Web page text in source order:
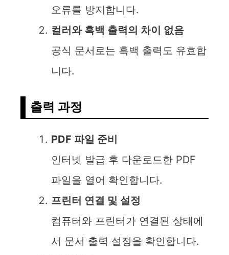
오류를 방지합니다.
컬러와 흑백 출력의 차이 없음
공식 문서로는 흑백 출력도 유효합
니다.
출력 과정
PDF 파일 준비
인터넷 발급 후 다운로드한 PDF
파일을 열어 확인합니다.
프린터 연결 및 설정
컴퓨터와 프린터가 연결된 상태에
서 문서 출력 설정을 확인합니다.